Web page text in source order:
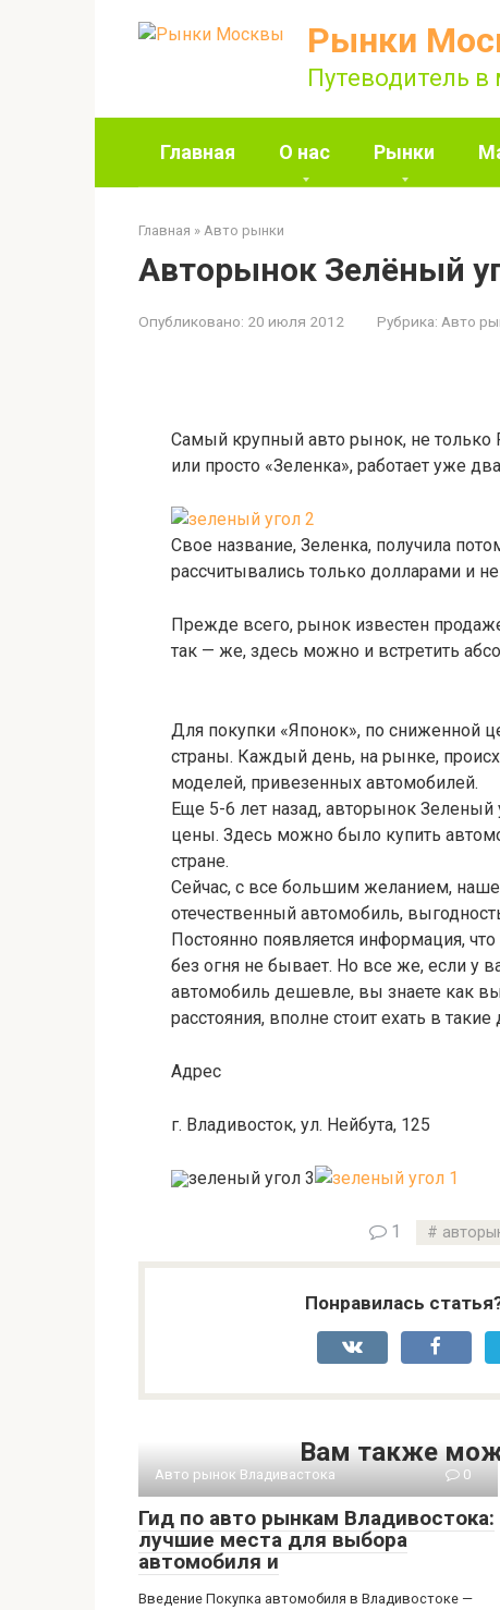
Рынки
Путеводитель в
Главная О нас Рынки
Главная » Авто рынки
Авторынок Зелёный
Опубликовано: 20 июля 2012 Рубрика: Авто
Самый крупный авто рынок, не только
или просто «Зеленка», работает уже
Свое название, Зеленка, получила
рассчитывались только долларами и
Прежде всего, рынок известен
так — же, здесь можно и встретить
Для покупки «Японок», по сниженной
страны. Каждый день, на рынке,
моделей, привезенных автомобилей.
Еще 5-6 лет назад, авторынок
цены. Здесь можно было купить
стране.
Сейчас, с все большим желанием,
отечественный автомобиль,
Постоянно появляется информация,
без огня не бывает. Но все же, если у
автомобиль дешевле, вы знаете как
расстояния, вполне стоит ехать в
Адрес
г. Владивосток, ул. Нейбута, 125
1
Понравилась
Вам также
Авто рынок Владивастока 0
Гид по авто рынкам Владивостока:
лучшие места для выбора
автомобиля и
Введение Покупка автомобиля в Владивостоке —